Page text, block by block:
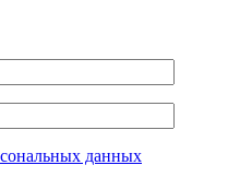
данных